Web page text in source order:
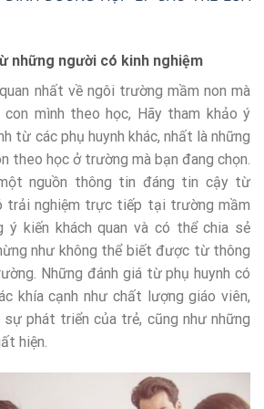
những người có kinh nghiệm
nhất về ngôi trường mầm non mà
mình theo học, Hãy tham khảo ý
từ các phụ huynh khác, nhất là những
theo học ở trường mà bạn đang chọn.
nguồn thông tin đáng tin cậy từ
trải nghiệm trực tiếp tại trường mầm
ý kiến khách quan và có thể chia sẻ
như không thể biết được từ thông
Những đánh giá từ phụ huynh có
khía cạnh như chất lượng giáo viên,
phát triển của trẻ, cũng như những
hiện.